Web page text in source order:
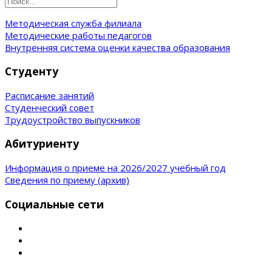
Методическая служба филиала
Методические работы педагогов
Внутренняя система оценки качества образования
Студенту
Расписание занятий
Студенческий совет
Трудоустройство выпускников
Абитуриенту
Информация о приеме на 2026/2027 учебный год
Сведения по приему (архив)
Социальные сети